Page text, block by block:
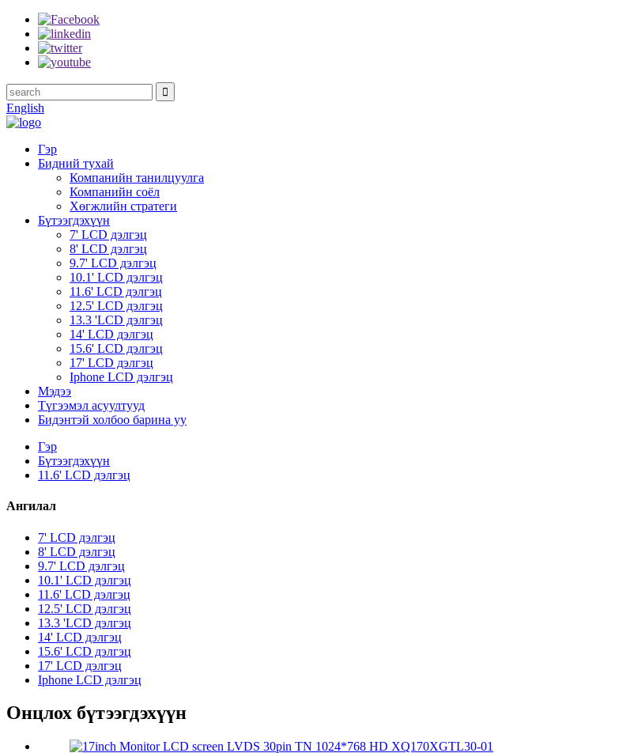
English
Гэр
Бидний тухай
Компанийн танилцуулга
Компанийн соёл
Хөгжлийн стратеги
Бүтээгдэхүүн
7' LCD дэлгэц
8' LCD дэлгэц
9.7' LCD дэлгэц
10.1' LCD дэлгэц
11.6' LCD дэлгэц
12.5' ​​LCD дэлгэц
13.3 'LCD дэлгэц
14' LCD дэлгэц
15.6' LCD дэлгэц
17' LCD дэлгэц
Iphone LCD дэлгэц
Мэдээ
Түгээмэл асуултууд
Бидэнтэй холбоо барина уу
Гэр
Бүтээгдэхүүн
11.6' LCD дэлгэц
Ангилал
7' LCD дэлгэц
8' LCD дэлгэц
9.7' LCD дэлгэц
10.1' LCD дэлгэц
11.6' LCD дэлгэц
12.5' ​​LCD дэлгэц
13.3 'LCD дэлгэц
14' LCD дэлгэц
15.6' LCD дэлгэц
17' LCD дэлгэц
Iphone LCD дэлгэц
Онцлох бүтээгдэхүүн